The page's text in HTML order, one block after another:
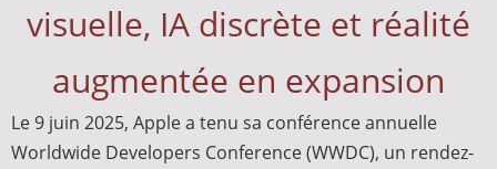
visuelle, IA discrète et réalité
augmentée en expansion
Le 9 juin 2025, Apple a tenu sa conférence annuelle
Worldwide Developers Conference (WWDC), un rendez-